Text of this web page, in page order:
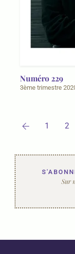
Numéro 229
3ème trimestre
1 2
Sur